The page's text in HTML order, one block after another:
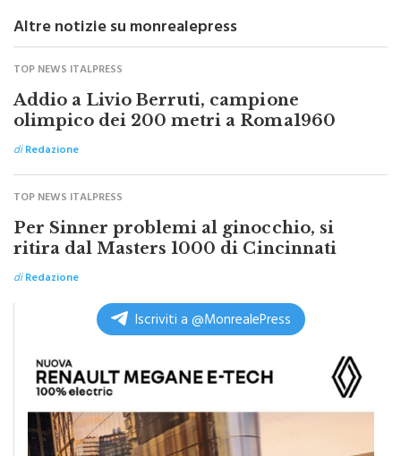
Altre notizie su monrealepress
TOP NEWS ITALPRESS
Addio a Livio Berruti, campione
olimpico dei 200 metri a Roma1960
diRedazione
TOP NEWS ITALPRESS
Per Sinner problemi al ginocchio, si
ritira dal Masters 1000 di Cincinnati
di